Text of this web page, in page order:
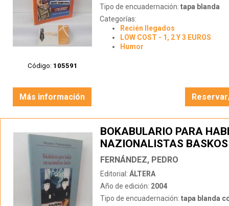
Código: 105591
Tipo de encuadernación: tapa blanda
Categorías:
Recién llegados
LOW COST - 1, 2 Y 3 EUROS
Humor
Más información
BOKABULARIO PARA
NAZIONALISTAS BASKOS
FERNÁNDEZ, PEDRO
Editorial: ÁLTERA
Año de edición: 2004
Tipo de encuadernación: tapa blanda